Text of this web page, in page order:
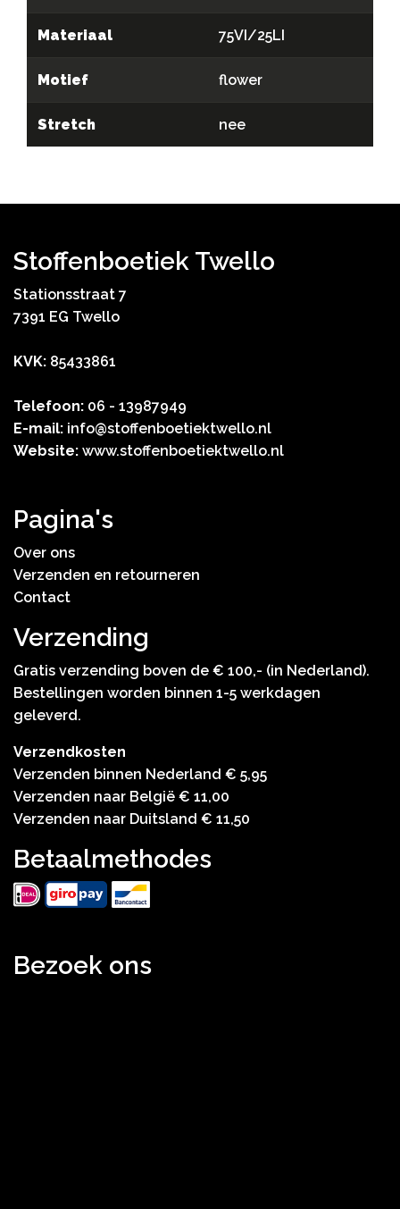
Materiaal 75VI/25LI
Motief flower
Stretch nee
Stoffenboetiek Twello
Stationsstraat 7
7391 EG Twello
KVK: 85433861
Telefoon: 06 - 13987949
E-mail: info@stoffenboetiektwello.nl
Website: www.stoffenboetiektwello.nl
Pagina's
Over ons
Verzenden en retourneren
Contact
Verzending
Gratis verzending boven de € 100,- (in Nederland).
Bestellingen worden binnen 1-5 werkdagen
geleverd.
Verzendkosten
Verzenden binnen Nederland € 5,95
Verzenden naar België € 11,00
Verzenden naar Duitsland € 11,50
Betaalmethodes
Bezoek ons